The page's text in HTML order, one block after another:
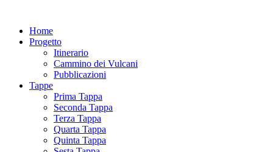
Home
Progetto
Itinerario
Cammino dei Vulcani
Pubblicazioni
Tappe
Prima Tappa
Seconda Tappa
Terza Tappa
Quarta Tappa
Quinta Tappa